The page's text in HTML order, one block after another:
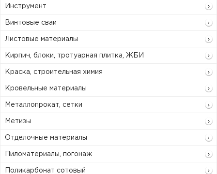
Инструмент
Винтовые сваи
Листовые материалы
Кирпич, блоки, тротуарная плитка, ЖБИ
Краска, строительная химия
Кровельные материалы
Металлопрокат, сетки
Метизы
Отделочные материалы
Пиломатериалы, погонаж
Поликарбонат сотовый